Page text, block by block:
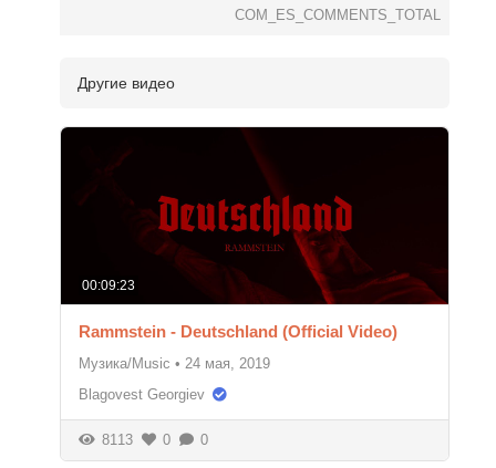
COM_ES_COMMENTS_TOTAL
Другие видео
00:09:23
Rammstein - Deutschland (Official Video)
Музика/Music • 24 мая, 2019
Blagovest Georgiev
8113 0 0